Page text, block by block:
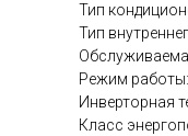
Тип
Тип
Режим
Инверторная
Класс